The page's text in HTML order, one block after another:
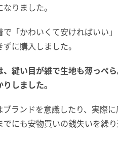
りました。
で「かわいくて安ければいい
に購入しました。
、縫い目が雑で生地も薄っぺ
しました。
ランドを意識したり、実際
でにも安物買いの銭失いを繰